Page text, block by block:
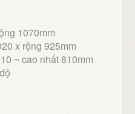
1070mm
x rộng 925mm
~ cao nhất 810mm